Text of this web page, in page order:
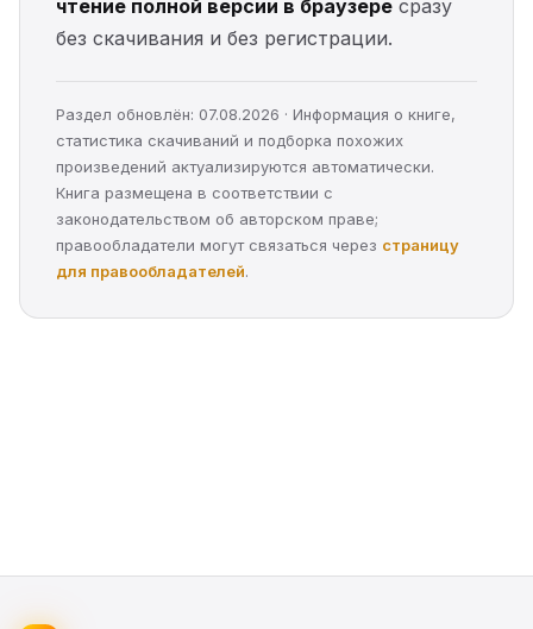
чтение полной версии в браузере сразу
без скачивания и без регистрации.
Раздел обновлён: 07.08.2026 · Информация о книге,
статистика скачиваний и подборка похожих
произведений актуализируются автоматически.
Книга размещена в соответствии с
законодательством об авторском праве;
правообладатели могут связаться через страницу
для правообладателей.